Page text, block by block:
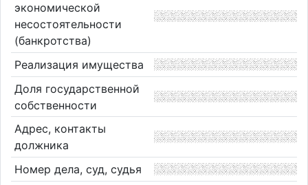
экономической
несостоятельности
(банкротства)
Реализация имущества
Доля государственной
собственности
Адрес, контакты
должника
Номер дела, суд, судья